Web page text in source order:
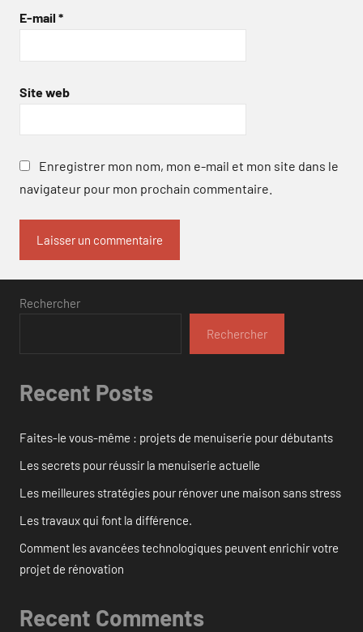
E-mail *
Site web
Enregistrer mon nom, mon e-mail et mon site dans le
navigateur pour mon prochain commentaire.
Rechercher
Rechercher
Recent Posts
Faites-le vous-même : projets de menuiserie pour débutants
Les secrets pour réussir la menuiserie actuelle
Les meilleures stratégies pour rénover une maison sans stress
Les travaux qui font la différence.
Comment les avancées technologiques peuvent enrichir votre
projet de rénovation
Recent Comments